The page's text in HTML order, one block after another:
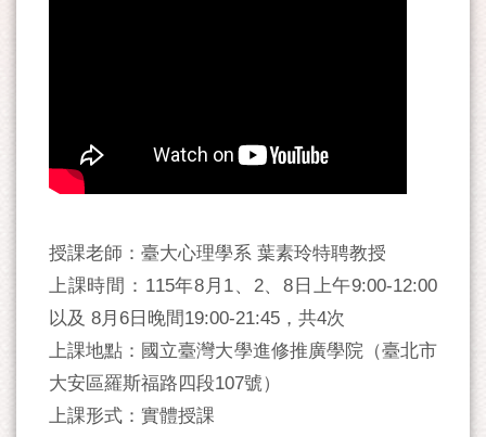
授課老師：臺大心理學系 葉素玲特聘教授
上課時間：115年8月1、2、8日上午9:00-12:00
以及 8月6日晚間19:00-21:45，共4次
上課地點：國立臺灣大學進修推廣學院（臺北市
大安區羅斯福路四段107號）
上課形式：實體授課